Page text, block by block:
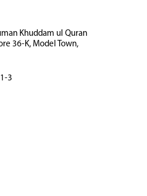
Khuddam ul Quran
36-K, Model Town,
3